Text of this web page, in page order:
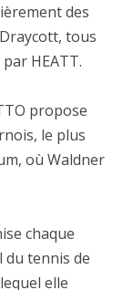
des
tous
HEATT.
propose
le plus
où Waldner
chaque
du tennis de
elle